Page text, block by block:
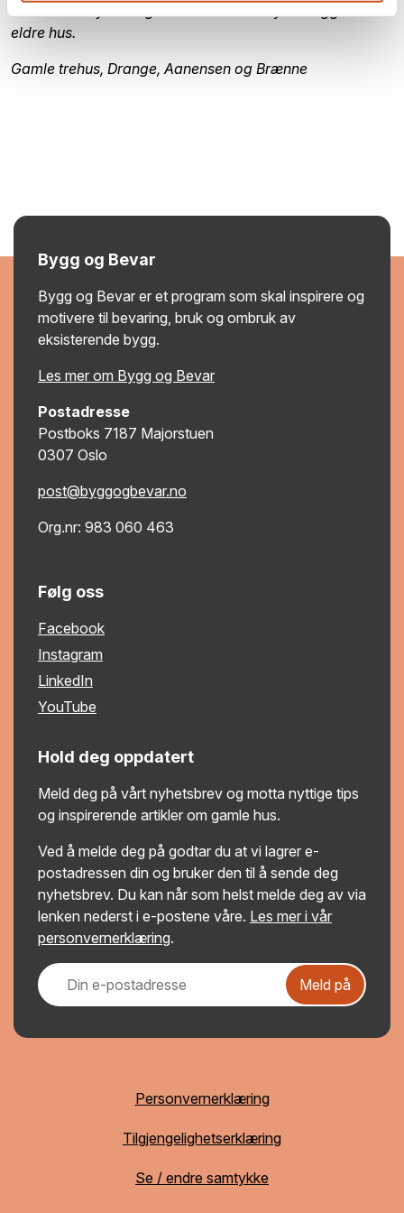
eldre hus.
Gamle trehus, Drange, Aanensen og Brænne
Bygg og Bevar
Bygg og Bevar er et program som skal inspirere og
motivere til bevaring, bruk og ombruk av
eksisterende bygg.
Les mer om Bygg og Bevar
Postadresse
Postboks 7187 Majorstuen
0307 Oslo
post@byggogbevar.no
Org.nr: 983 060 463
Følg oss
Facebook
Instagram
LinkedIn
YouTube
Hold deg oppdatert
Meld deg på vårt nyhetsbrev og motta nyttige tips
og inspirerende artikler om gamle hus.
Ved å melde deg på godtar du at vi lagrer e-
postadressen din og bruker den til å sende deg
nyhetsbrev. Du kan når som helst melde deg av via
lenken nederst i e-postene våre. Les mer i vår
personvernerklæring.
Meld på
Personvernerklæring
Tilgjengelighetserklæring
Se / endre samtykke